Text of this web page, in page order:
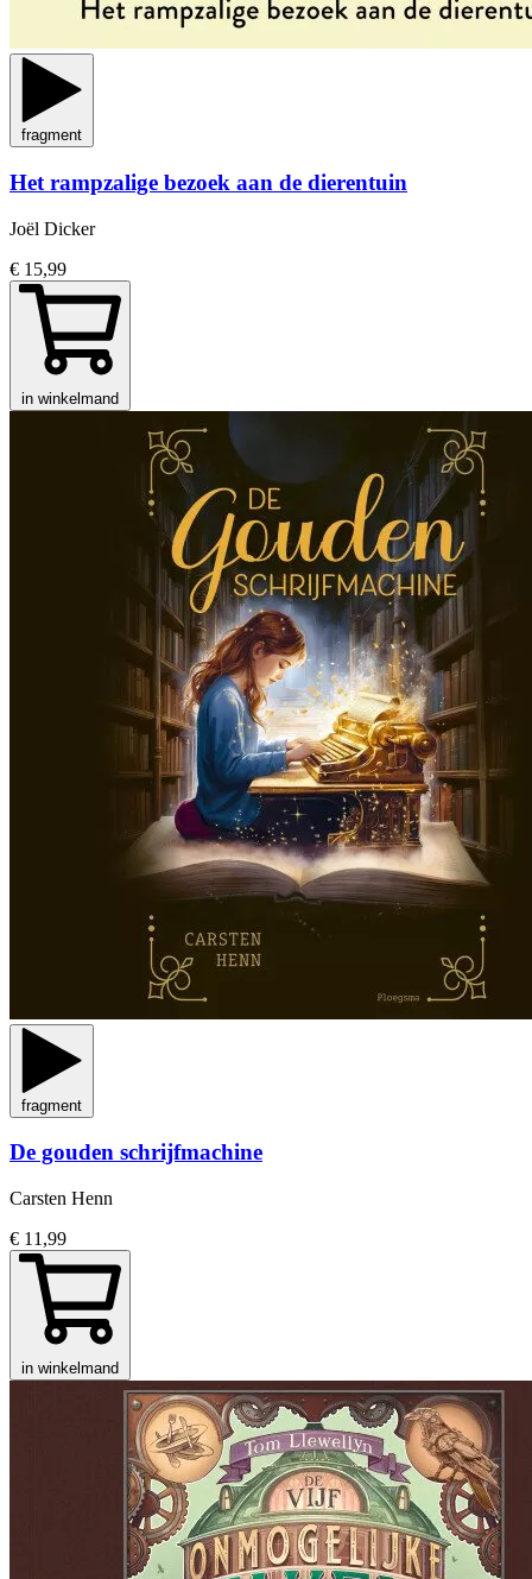
fragment
Het rampzalige bezoek aan de dierentuin
Joël Dicker
€ 15,99
in winkelmand
fragment
De gouden schrijfmachine
Carsten Henn
€ 11,99
in winkelmand